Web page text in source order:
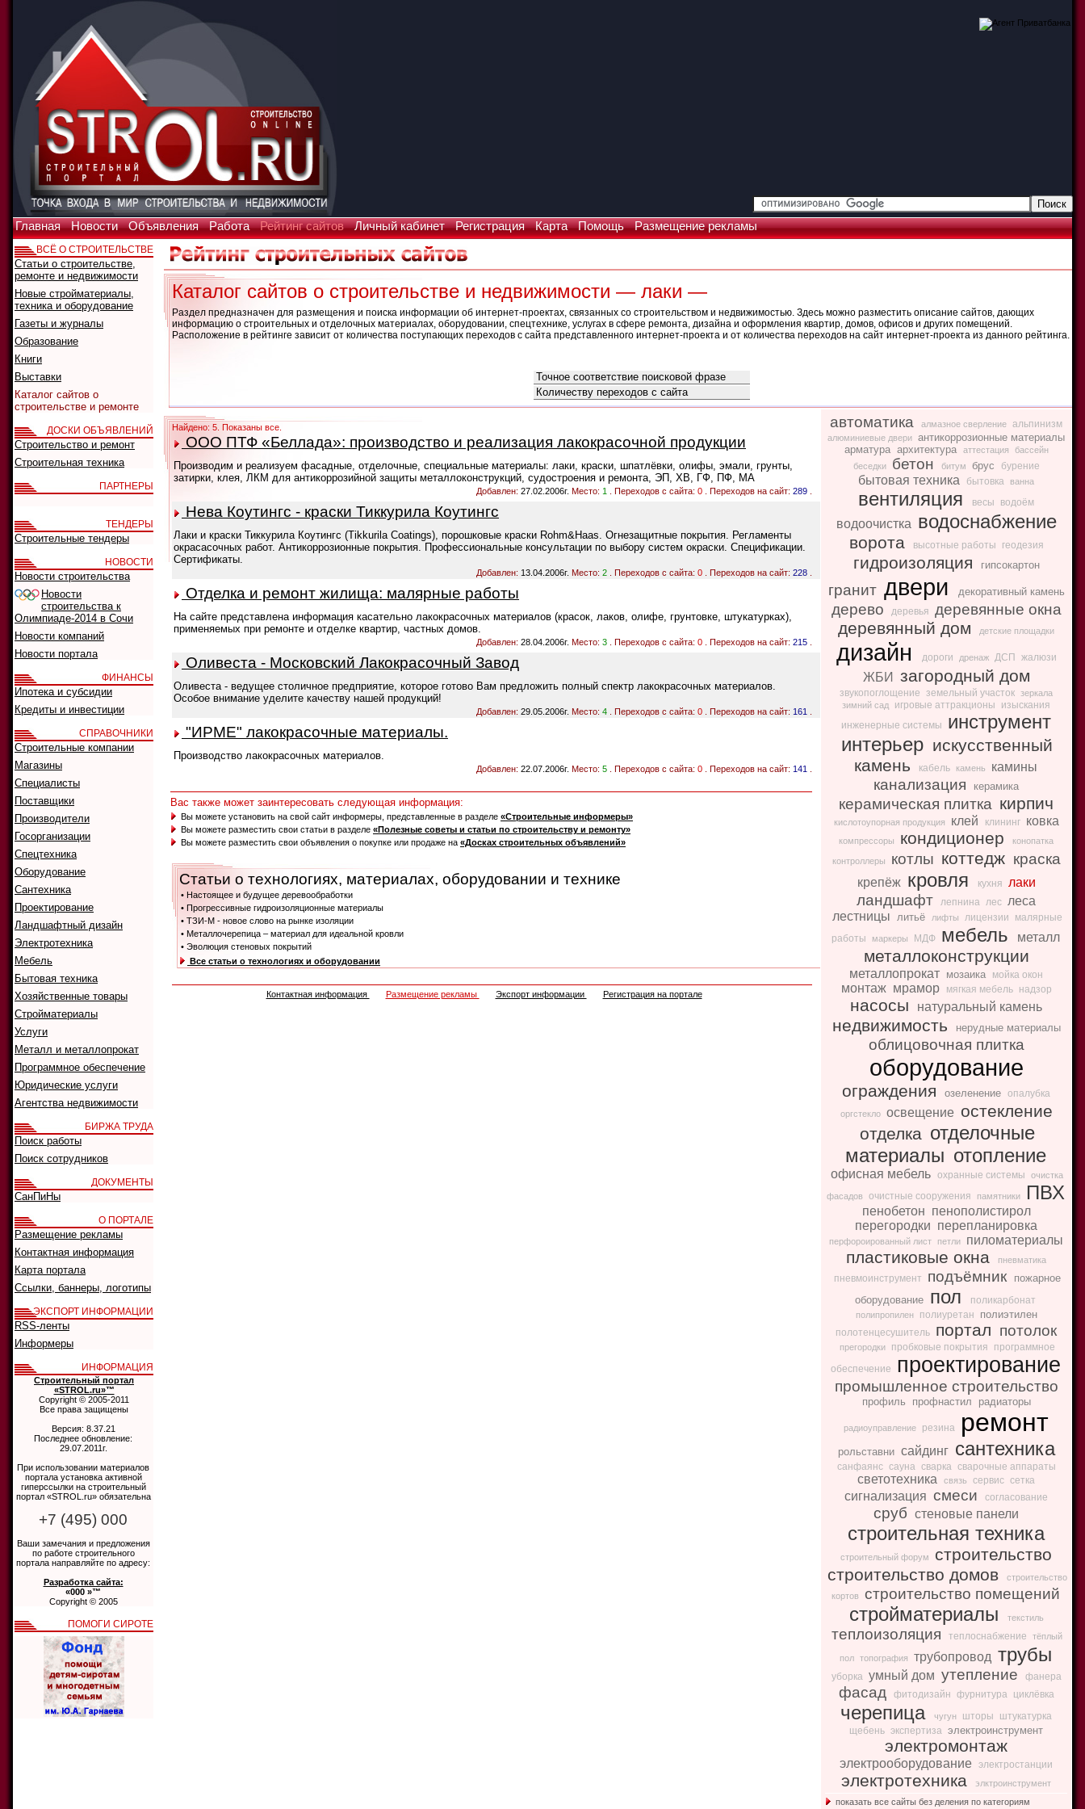
Главная Новости Объявления Работа Рейтинг сайтов Личный кабинет Регистрация Карта Помощь Размещение рекламы
Каталог сайтов о строительстве и недвижимости — лаки —
Раздел предназначен для размещения и поиска информации об интернет-проектах, связанных со строительством и недвижимостью. Здесь можно разместить описание сайтов, дающих
информацию о строительных и отделочных материалах, оборудовании, спецтехнике, услугах в сфере ремонта, дизайна и оформления квартир, домов, офисов и других помещений.
Расположение в рейтинге зависит от количества поступающих переходов с сайта представленного интернет-проекта и от количества переходов на сайт интернет-проекта из данного рейтинга.
автоматика алмазное сверление альпинизм
алюминиевые двери антикоррозионные материалы
арматура архитектура аттестация
бассейн
беседки
бетон битум брус бурение
бытовая техника бытовка ванна
вентиляция весы водоём
водоочистка водоснабжение
ворота высотные работы геодезия
гидроизоляция гипсокартон
гранит двери декоративный камень
дерево деревья деревянные окна
деревянный дом детские площадки
дизайн дороги дренаж ДСП жалюзи
ЖБИ загородный дом
звукопоглощение земельный участок
зеркала
зимний сад
игровые аттракционы
изыскания
инженерные системы
инструмент
интерьер искусственный
камень
кабель камень камины
канализация керамика
керамическая плитка кирпич
кислотоупорная продукция клей клининг ковка
компрессоры кондиционер конопатка
контроллеры котлы коттедж краска
крепёж кровля кухня лаки
ландшафт лепнина лес леса
лестницы литьё лифты лицензии
малярные
работы
маркеры МДФ мебель металл
металлоконструкции
металлопрокат мозаика мойка окон
монтаж мрамор мягкая мебель надзор
насосы натуральный камень
недвижимость нерудные материалы
облицовочная плитка
оборудование
ограждения озеленение опалубка
оргстекло освещение остекление
отделка отделочные
материалы отопление
офисная мебель охранные системы очистка
фасадов очистные сооружения памятники ПВХ
пенобетон пенополистирол
перегородки перепланировка
перфороированный лист петли пиломатериалы
пластиковые окна пневматика
пневмоинструмент подъёмник
пожарное
оборудование пол поликарбонат
полипропилен полиуретан полиэтилен
полотенцесушитель портал потолок
прегородки пробковые покрытия
программное
обеспечение
проектирование
промышленное строительство
профиль профнастил радиаторы
радиоуправление резина ремонт
рольставни сайдинг сантехника
санфаянс сауна сварка сварочные аппараты
светотехника связь сервис сетка
сигнализация смеси согласование
сруб стеновые панели
строительная техника
строительный форум
строительство
строительство домов
строительство
кортов
строительство помещений
стройматериалы текстиль
теплоизоляция теплоснабжение тёплый
пол топография трубопровод трубы
уборка умный дом утепление фанера
фасад фитодизайн фурнитура циклёвка
черепица чугун шторы
штукатурка
щебень экспертиза электроинструмент
электромонтаж
электрооборудование электростанции
электротехника
элктроинструмент
показать все сайты без деления по категориям
Найдено: 5. Показаны все.
ООО ПТФ «Беллада»: производство и реализация лакокрасочной продукции
Производим и реализуем фасадные, отделочные, специальные материалы: лаки, краски, шпатлёвки, олифы, эмали, грунты,
затирки, клея, ЛКМ для антикоррозийной защиты металлоконструкций, судостроения и ремонта, ЭП, ХВ, ГФ, ПФ, МА
Добавлен: 27.02.2006г. Место: 1 . Переходов с сайта: 0 . Переходов на сайт: 289
Нева Коутингс - краски Тиккурила Коутингс
Лаки и краски Тиккурила Коутингс (Tikkurila Coatings), порошковые краски Rohm&Haas. Огнезащитные покрытия. Регламенты
окрасасочных работ. Антикоррозионные покрытия. Профессиональные консультации по выбору систем окраски. Спецификации.
Сертификаты.
Добавлен: 13.04.2006г. Место: 2 . Переходов с сайта: 0 . Переходов на сайт: 228
Отделка и ремонт жилища: малярные работы
На сайте представлена информация касательно лакокрасочных материалов (красок, лаков, олифе, грунтовке, штукатурках),
применяемых при ремонте и отделке квартир, частных домов.
Добавлен: 28.04.2006г. Место: 3 . Переходов с сайта: 0 . Переходов на сайт: 215
Оливеста - Московский Лакокрасочный Завод
Оливеста - ведущее столичное предприятие, которое готово Вам предложить полный спектр лакокрасочных материалов.
Особое внимание уделите качеству нашей продукций!
Добавлен: 29.05.2006г. Место: 4 . Переходов с сайта: 0 . Переходов на сайт: 161
"ИРМЕ" лакокрасочные материалы.
Производство лакокрасочных материалов.
Добавлен: 22.07.2006г. Место: 5 . Переходов с сайта: 0 . Переходов на сайт: 141
Вас также может заинтересовать следующая информация:
Вы можете установить на свой сайт информеры, представленные в разделе «Строительные информеры»
Вы можете разместить свои статьи в разделе «Полезные советы и статьи по строительству и ремонту»
Вы можете разместить свои объявления о покупке или продаже на «Досках строительных объявлений»
Статьи о технологиях, материалах, оборудовании и технике
• Настоящее и будущее деревообработки
• Прогрессивные гидроизоляционные материалы
• ТЗИ-М - новое слово на рынке изоляции
• Металлочерепица – материал для идеальной кровли
• Эволюция стеновых покрытий
Все статьи о технологиях и оборудовании
Контактная информация Размещение рекламы Экспорт информации Регистрация на портале
ВСЁ О СТРОИТЕЛЬСТВЕ
Статьи о строительстве,
ремонте и недвижимости
Новые стройматериалы,
техника и оборудование
Газеты и журналы
Образование
Книги
Выставки
Каталог сайтов о
строительстве и ремонте
ДОСКИ ОБЪЯВЛЕНИЙ
Строительство и ремонт
Строительная техника
ПАРТНЕРЫ
ТЕНДЕРЫ
Строительные тендеры
НОВОСТИ
Новости строительства
Новости
строительства к
Олимпиаде-2014 в Сочи
Новости компаний
Новости портала
ФИНАНСЫ
Ипотека и субсидии
Кредиты и инвестиции
СПРАВОЧНИКИ
Строительные компании
Магазины
Специалисты
Поставщики
Производители
Госорганизации
Спецтехника
Оборудование
Сантехника
Проектирование
Ландшафтный дизайн
Электротехника
Мебель
Бытовая техника
Хозяйственные товары
Стройматериалы
Услуги
Металл и металлопрокат
Программное обеспечение
Юридические услуги
Агентства недвижимости
БИРЖА ТРУДА
Поиск работы
Поиск сотрудников
ДОКУМЕНТЫ
СанПиНы
О ПОРТАЛЕ
Размещение рекламы
Контактная информация
Карта портала
Ссылки, баннеры, логотипы
ЭКСПОРТ ИНФОРМАЦИИ
RSS-ленты
Информеры
ИНФОРМАЦИЯ
Строительный портал
«STROL.ru»™
Copyright © 2005-2011
Все права защищены
Версия: 8.37.21
Последнее обновление:
29.07.2011г.
При использовании материалов
портала установка активной
гиперссылки на строительный
портал «STROL.ru» обязательна
+7 (495) 000
Ваши замечания и предложения
по работе строительного
портала направляйте по адресу:
Разработка сайта:
«000 »™
Copyright © 2005
ПОМОГИ СИРОТЕ